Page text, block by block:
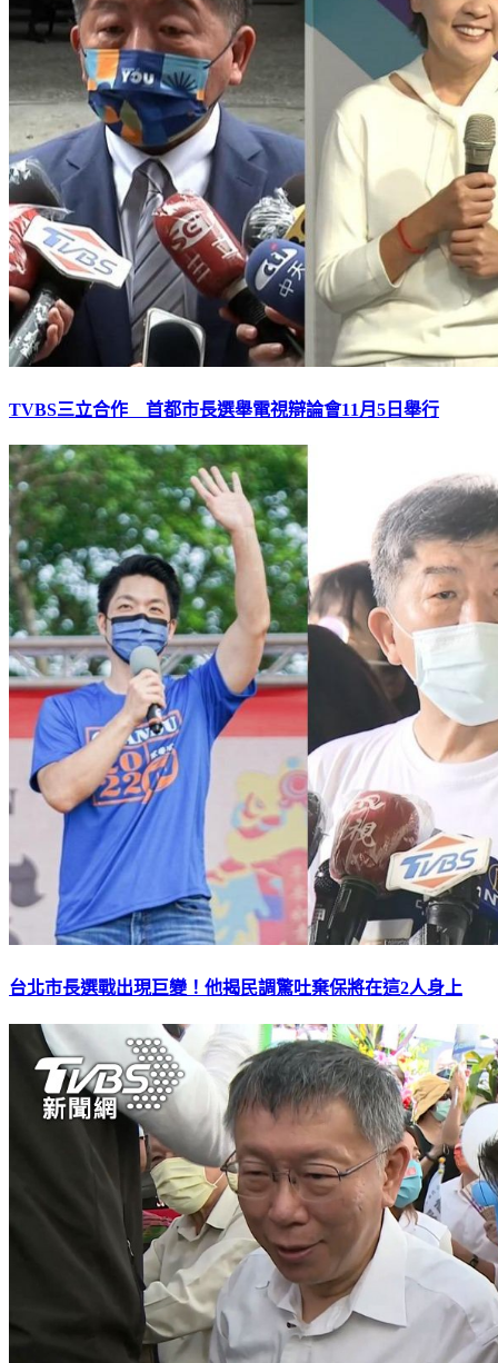
TVBS三立合作 首都市長選舉電視辯論會11月5日舉行
台北市長選戰出現巨變！他揭民調驚吐棄保將在這2人身上